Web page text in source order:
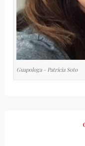
Guapologa - Patricia Soto